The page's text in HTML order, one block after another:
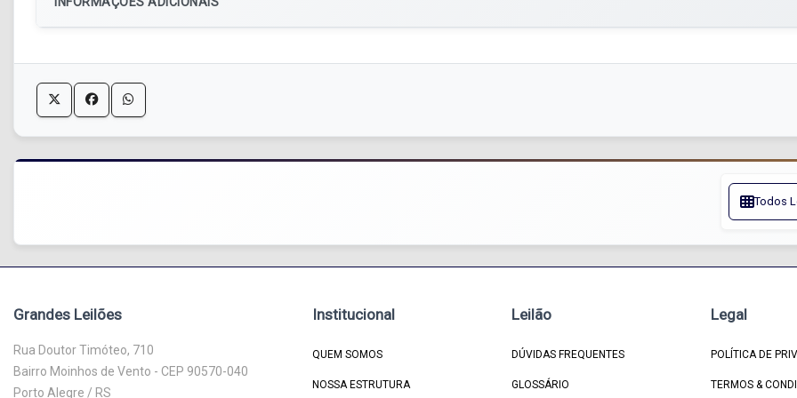
Todos
Grandes Leilões
Rua Doutor Timóteo, 710
Bairro Moinhos de Vento - CEP 90570-040
Porto Alegre / RS
Institucional
QUEM SOMOS
NOSSA ESTRUTURA
Leilão
DÚVIDAS FREQUENTES
GLOSSÁRIO
Legal
POLÍTICA DE
TERMOS &